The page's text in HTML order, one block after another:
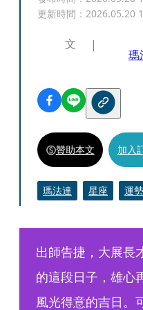
更新時間： 2026.05.20
文
瑪
贊助本文 加入
瑪法達 星座 運勢
出師告捷，大展長
的這段日子，雄心
風光得意的吉日。